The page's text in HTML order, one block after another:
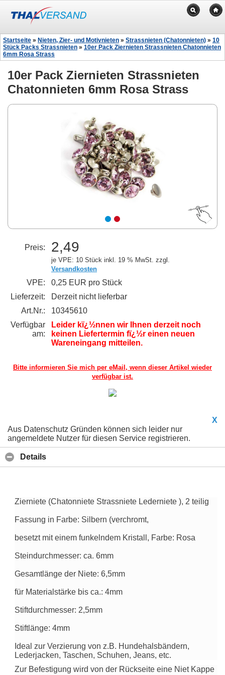
Startseite » Nieten, Zier- und Motivnieten » Strassnieten (Chatonnieten) » 10
Stück Packs Strassnieten » 10er Pack Ziernieten Strassnieten Chatonnieten
6mm Rosa Strass
10er Pack Ziernieten Strassnieten
Chatonnieten 6mm Rosa Strass
Preis: 2,49
je VPE: 10 Stück inkl. 19 % MwSt. zzgl.
Versandkosten
VPE:
0,25 EUR pro Stück
Lieferzeit:
Derzeit nicht lieferbar
Art.Nr.:
10345610
Verfügbar
am:
Leider kï¿½nnen wir Ihnen derzeit noch
keinen Liefertermin fï¿½r einen neuen
Wareneingang mitteilen.
Bitte informieren Sie mich per eMail, wenn dieser Artikel wieder
verfügbar ist.
X
Aus Datenschutz Gründen können sich leider nur
angemeldete Nutzer für diesen Service registrieren.
Details
Zierniete (Chatonniete Strassniete Lederniete ), 2 teilig
Fassung in Farbe: Silbern (verchromt,
besetzt mit einem funkelndem Kristall, Farbe: Rosa
Steindurchmesser: ca. 6mm
Gesamtlänge der Niete: 6,5mm
für Materialstärke bis ca.: 4mm
Stiftdurchmesser: 2,5mm
Stiftlänge: 4mm
Ideal zur Verzierung von z.B. Hundehalsbändern,
Lederjacken, Taschen, Schuhen, Jeans, etc.
Zur Befestigung wird von der Rückseite eine Niet Kappe